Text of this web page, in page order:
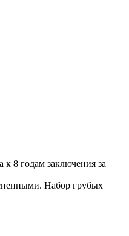
8 годам заключения за
Набор грубых